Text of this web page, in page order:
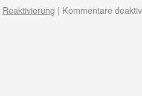
Reaktivierung | Kommentare